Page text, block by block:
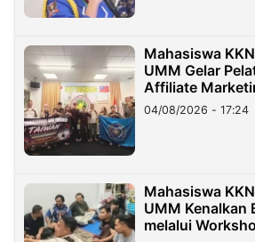
Mahasiswa
UMM Gelar
Affiliate
Migran
04/08/2026 - 17:24
Mahasiswa
UMM Kenalkan
melalui